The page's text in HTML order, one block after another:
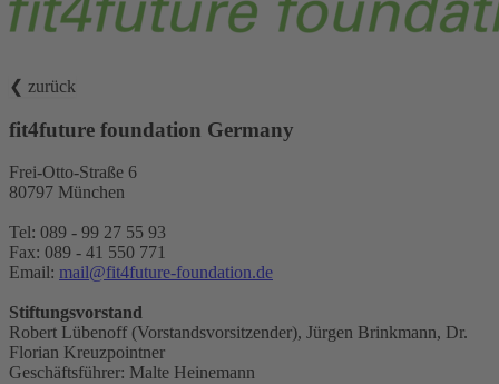
❮ zurück
fit4future foundation Germany
Frei-Otto-Straße 6
80797 München
Tel: 089 - 99 27 55 93
Fax: 089 - 41 550 771
Email: mail@fit4future-foundation.de
Stiftungsvorstand
Robert Lübenoff (Vorstandsvorsitzender), Jürgen Brinkmann, Dr.
Florian Kreuzpointner
Geschäftsführer: Malte Heinemann